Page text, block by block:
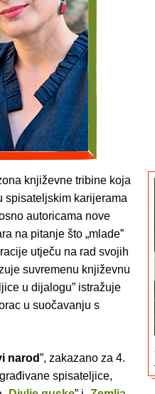
književne tribine koja
spisateljskim karijerama
autoricama nove
na pitanje što „mlade”
utječu na rad svojih
suvremenu književnu
u dijalogu” istražuje
u suočavanju s
narod”, zakazano za 4.
spisateljice,